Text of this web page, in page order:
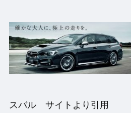
スバル サイトより引用